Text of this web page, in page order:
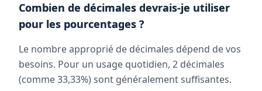
Combien de décimales devrais-je utiliser
pour les pourcentages ?
Le nombre approprié de décimales dépend de vos
besoins. Pour un usage quotidien, 2 décimales
(comme 33,33%) sont généralement suffisantes.